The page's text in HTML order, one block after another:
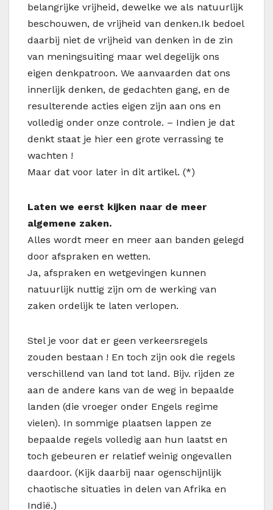
belangrijke vrijheid, dewelke we als natuurlijk
beschouwen, de vrijheid van denken.Ik bedoel
daarbij niet de vrijheid van denken in de zin
van meningsuiting maar wel degelijk ons
eigen denkpatroon. We aanvaarden dat ons
innerlijk denken, de gedachten gang, en de
resulterende acties eigen zijn aan ons en
volledig onder onze controle. – Indien je dat
denkt staat je hier een grote verrassing te
wachten !
Maar dat voor later in dit artikel. (*)
Laten we eerst kijken naar de meer
algemene zaken.
Alles wordt meer en meer aan banden gelegd
door afspraken en wetten.
Ja, afspraken en wetgevingen kunnen
natuurlijk nuttig zijn om de werking van
zaken ordelijk te laten verlopen.
Stel je voor dat er geen verkeersregels
zouden bestaan ! En toch zijn ook die regels
verschillend van land tot land. Bijv. rijden ze
aan de andere kans van de weg in bepaalde
landen (die vroeger onder Engels regime
vielen). In sommige plaatsen lappen ze
bepaalde regels volledig aan hun laatst en
toch gebeuren er relatief weinig ongevallen
daardoor. (Kijk daarbij naar ogenschijnlijk
chaotische situaties in delen van Afrika en
Indië.)